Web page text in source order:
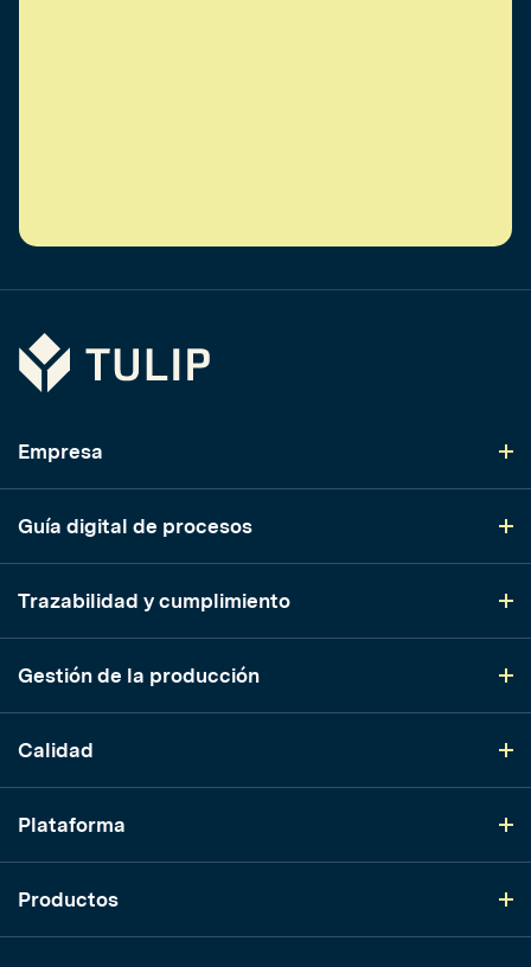
Tulip
Empresa
Guía digital de procesos
Trazabilidad y cumplimiento
Gestión de la producción
Calidad
Plataforma
Productos